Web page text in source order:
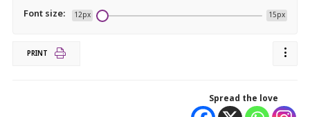
Font size: 12px 15px
PRINT
Spread the love